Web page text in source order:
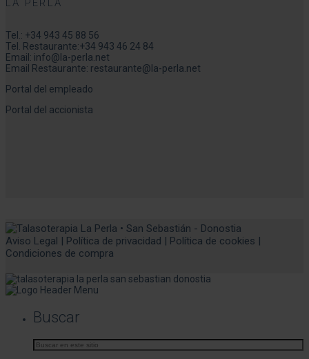
LA PERLA
Tel.: +34 943 45 88 56
Tel. Restaurante:+34 943 46 24 84
Email: info@la-perla.net
Email Restaurante: restaurante@la-perla.net
Portal del empleado
Portal del accionista
Aviso Legal | Política de privacidad | Política de cookies |
Condiciones de compra
Buscar